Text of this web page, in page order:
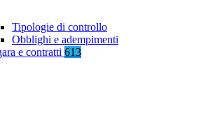
Tipologie di controllo
Obblighi e adempimenti
e contratti 613